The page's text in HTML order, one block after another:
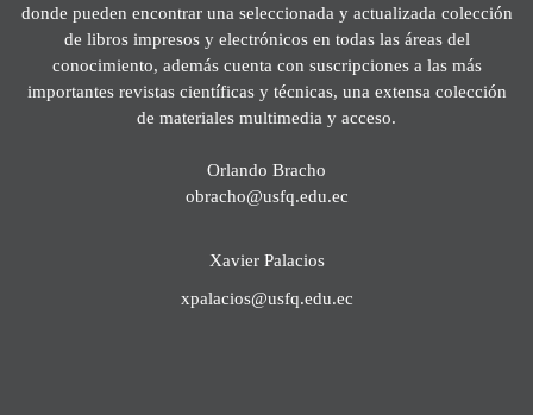
donde pueden encontrar una seleccionada y actualizada colección
de libros impresos y electrónicos en todas las áreas del
conocimiento, además cuenta con suscripciones a las más
importantes revistas científicas y técnicas, una extensa colección
de materiales multimedia y acceso.
Orlando Bracho
obracho@usfq.edu.ec
Xavier Palacios
xpalacios@usfq.edu.ec